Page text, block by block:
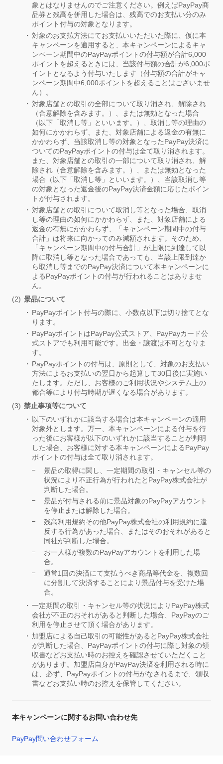
象とはなりませんのでご注意ください。例えばPayPay商
品券と残高を併用した場合は、残高でのお支払い分のみ
ポイント付与の対象となります。
対象のお支払方法にてお支払いいただいた際に、仮に本
キャンペーンを適用すると、本キャンペーンによるキャ
ンペーン期間中のPayPayポイントの付与額が合計6,000
ポイントを超えるときには、当該付与額の合計が6,000ポ
イントとなるよう付与いたします（付与額の合計がキャ
ンペーン期間中6,000ポイントを超えることはございませ
ん）。
対象店舗との取引の全部について取り消され、解除され
（合意解除を含みます。）、または無効となった場合
（以下「取消し等」といいます。）、取消し等の理由の
如何にかかわらず、また、対象店舗による返金の有無に
かかわらず、当該取消し等の対象となったPayPay決済に
ついてのPayPayポイントの付与は全て取り消されます。
また、対象店舗との取引の一部について取り消され、解
除され（合意解除を含みます。）、または無効となった
場合（以下「取消し等」といいます。）、当該取消し等
の対象となった返金後のPayPay決済金額に応じたポイン
トが付与されます。
対象店舗との取引について取消し等となった場合、取消
し等の理由の如何にかかわらず、また、対象店舗による
返金の有無にかかわらず、「キャンペーン期間中の付与
合計」は将来に向かってのみ減額されます。そのため、
「キャンペーン期間中の付与合計」が上限に到達して以
降に取消し等となった場合であっても、当該上限到達か
ら取消し等までのPayPay決済について本キャンペーンに
よるPayPayポイントの付与が行われることはありませ
ん。
景品について
PayPayポイント付与の際に、小数点以下は切り捨てとな
ります。
PayPayポイントはPayPay公式ストア、PayPayカード公
式ストアでも利用可能です。出金・譲渡は不可となりま
す。
PayPayポイントの付与は、原則として、対象のお支払い
方法によるお支払いの翌日から起算して30日後に実施い
たします。ただし、お客様のご利用状況やシステム上の
都合等により付与時期が遅くなる場合があります。
禁止事項等について
以下のいずれかに該当する場合は本キャンペーンの適用
対象外とします。万一、本キャンペーンによる付与を行
った後にお客様が以下のいずれかに該当することが判明
した場合、お客様に対する本キャンペーンによるPayPay
ポイントの付与は全て取り消されます。
景品の取得に関し、一定期間の取引・キャンセル等の
状況により不正行為が行われたとPayPay株式会社が
判断した場合。
景品が付与される前に景品対象のPayPayアカウント
を停止または解除した場合。
残高利用規約その他PayPay株式会社の利用規約に違
反する行為があった場合、またはそのおそれがあると
同社が判断した場合。
お一人様が複数のPayPayアカウントを利用した場
合。
通常1回の決済にて支払うべき商品等代金を、複数回
に分割して決済することにより景品付与を受けた場
合。
一定期間の取引・キャンセル等の状況によりPayPay株式
会社が不正のおそれがあると判断した場合、PayPayのご
利用を停止させて頂く場合があります。
加盟店による自己取引の可能性があるとPayPay株式会社
が判断した場合、PayPayポイントの付与に際し対象の領
収書などお支払い時のお控えを確認させていただくこと
があります。加盟店自身がPayPay決済を利用される時に
は、必ず、PayPayポイントの付与がなされるまで、領収
書などお支払い時のお控えを保管してください。
本キャンペーンに関するお問い合わせ先
PayPay問い合わせフォーム